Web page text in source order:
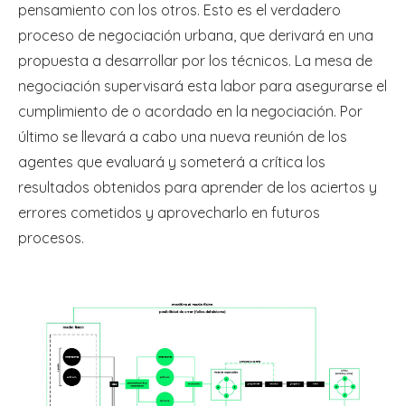
pensamiento con los otros. Esto es el verdadero
proceso de negociación urbana, que derivará en una
propuesta a desarrollar por los técnicos. La mesa de
negociación supervisará esta labor para asegurarse el
cumplimiento de o acordado en la negociación. Por
último se llevará a cabo una nueva reunión de los
agentes que evaluará y someterá a crítica los
resultados obtenidos para aprender de los aciertos y
errores cometidos y aprovecharlo en futuros
procesos.